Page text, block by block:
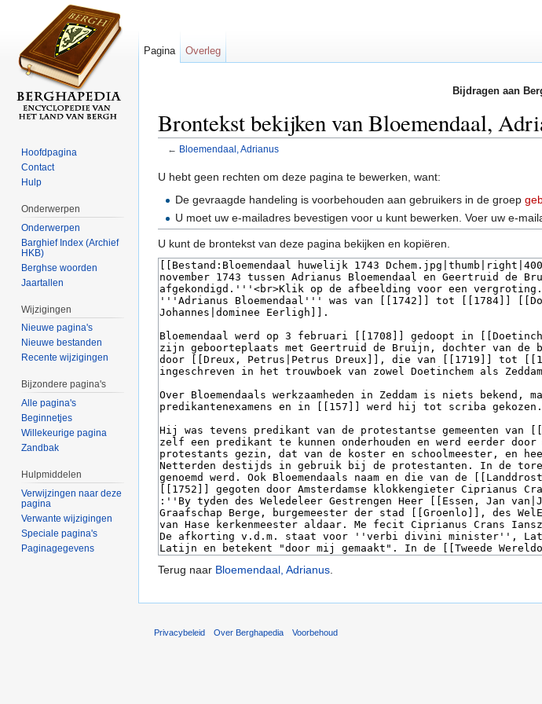
Bijdragen aan
Brontekst bekijken van Bloemendaal,
← Bloemendaal, Adrianus
U hebt geen rechten om deze pagina te bewerken, want:
De gevraagde handeling is voorbehouden aan gebruikers in de groep
U moet uw e-mailadres bevestigen voor u kunt bewerken. Voer uw e-
U kunt de brontekst van deze pagina bekijken en kopiëren.
Terug naar Bloemendaal, Adrianus.
Pagina Overleg
Hoofdpagina
Contact
Hulp
Onderwerpen
Onderwerpen
Barghief Index (Archief
HKB)
Berghse woorden
Jaartallen
Wijzigingen
Nieuwe pagina's
Nieuwe bestanden
Recente wijzigingen
Bijzondere pagina's
Alle pagina's
Beginnetjes
Willekeurige pagina
Zandbak
Hulpmiddelen
Verwijzingen naar deze
pagina
Verwante wijzigingen
Speciale pagina's
Paginagegevens
Privacybeleid Over Berghapedia Voorbehoud